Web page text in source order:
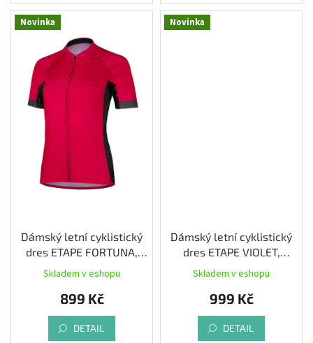
Novinka
Dámský letní cyklistický
dres ETAPE FORTUNA,
magenta/černá
Skladem v eshopu
899 Kč
DETAIL
Novinka
Dámský letní cyklistický
dres ETAPE VIOLET,
růžová/černá
Skladem v eshopu
999 Kč
DETAIL